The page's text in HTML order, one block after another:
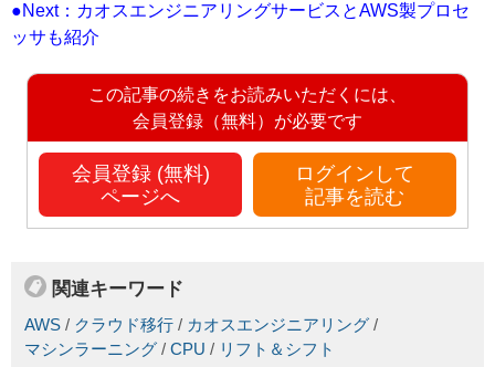
●Next：カオスエンジニアリングサービスとAWS製プロセ
ッサも紹介
この記事の続きをお読みいただくには、
会員登録（無料）が必要です
会員登録 (無料)
ページへ
ログインして
記事を読む
関連キーワード
AWS / クラウド移行 / カオスエンジニアリング /
マシンラーニング / CPU / リフト＆シフト